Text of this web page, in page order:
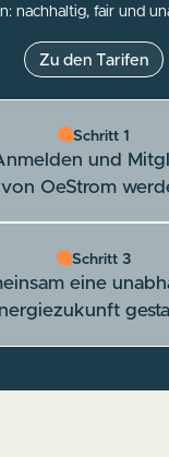
nachhaltig, fair und
Zu den Tarifen
Schritt 1
und
von OeStrom
Schritt 2
oder
einspeisen
Schritt 3
eine